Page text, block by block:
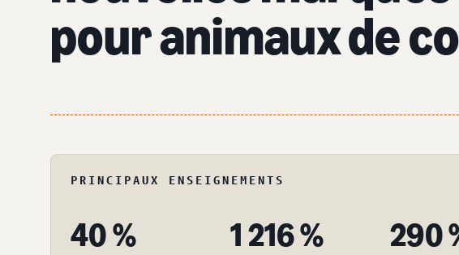
pour animaux de
PRINCIPAUX ENSEIGNEMENTS
40 % 1 216 % 290